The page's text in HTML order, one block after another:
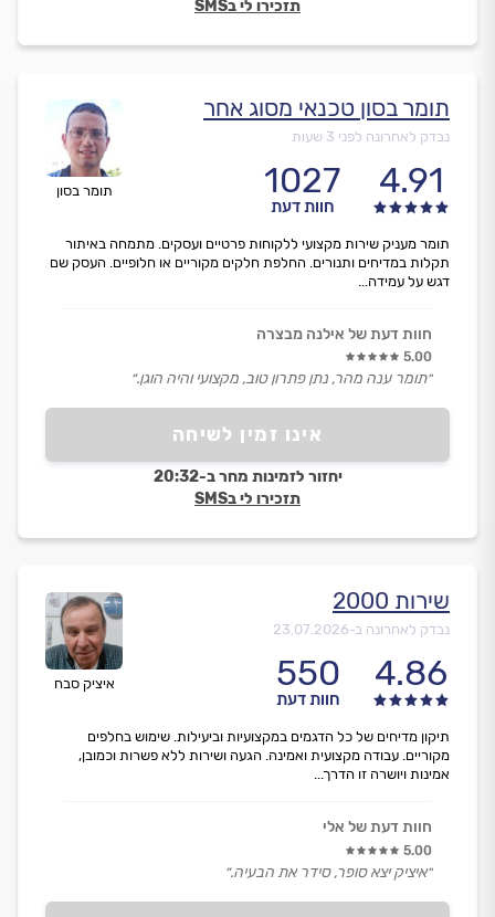
תזכירו לי בSMS
תומר בסון
תומר בסון טכנאי מסוג אחר
נבדק לאחרונה לפני 3 שעות
4.91
1027
חוות דעת
אינו זמין לשיחה
יחזור לזמינות מחר ב-20:32
תזכירו לי בSMS
תומר מעניק שירות מקצועי ללקוחות פרטיים ועסקים. מתמחה באיתור
תקלות במדיחים ותנורים. החלפת חלקים מקוריים או חלופיים. העסק שם
דגש על עמידה...
חוות דעת של אילנה מבצרה
5.00
״תומר ענה מהר, נתן פתרון טוב, מקצועי והיה הוגן.״
איציק סבח
שירות 2000
נבדק לאחרונה ב-23.07.2026
4.86
550
חוות דעת
תיקון מדיחים של כל הדגמים במקצועיות וביעילות. שימוש בחלפים
מקוריים. עבודה מקצועית ואמינה. הגעה ושירות ללא פשרות וכמובן,
אמינות ויושרה זו הדרך...
חוות דעת של אלי
5.00
״איציק יצא סופר, סידר את הבעיה.״